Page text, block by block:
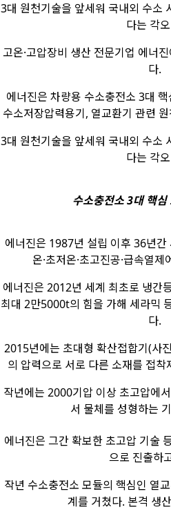
3대 원천기술을 앞세워 국내외 수소
다는 각
고온·고압장비 생산 전문기업 에너
다.
에너진은 차량용 수소충전소 3대
수소저장압력용기, 열교환기 관련
3대 원천기술을 앞세워 국내외 수소
다는 각
수소충전소 3대 핵심
에너진은 1987년 설립 이후 36년간
온·초저온·초고진공·급속열
에너진은 2012년 세계 최초로 냉간
최대 2만5000t의 힘을 가해 세라믹
다.
2015년에는 초대형 확산접합기(사
의 압력으로 서로 다른 소재를 접
작년에는 2000기압 이상 초고압에
서 물체를 성형하는
에너진은 그간 확보한 초고압 기술
으로 진출하
작년 수소충전소 모듈의 핵심인 열
계를 거쳤다. 본격 생